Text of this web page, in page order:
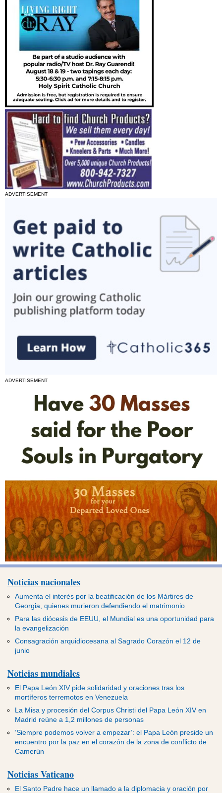
ADVERTISEMENT
ADVERTISEMENT
Noticias nacionales
Aumenta el interés por la beatificación de los Mártires de
Georgia, quienes murieron defendiendo el matrimonio
Para las diócesis de EEUU, el Mundial es una oportunidad para
la evangelización
Consagración arquidiocesana al Sagrado Corazón el 12 de
junio
Noticias mundiales
El Papa León XIV pide solidaridad y oraciones tras los
mortíferos terremotos en Venezuela
La Misa y procesión del Corpus Christi del Papa León XIV en
Madrid reúne a 1,2 millones de personas
‘Siempre podemos volver a empezar’: el Papa León preside un
encuentro por la paz en el corazón de la zona de conflicto de
Camerún
Noticias Vaticano
El Santo Padre hace un llamado a la diplomacia y oración por